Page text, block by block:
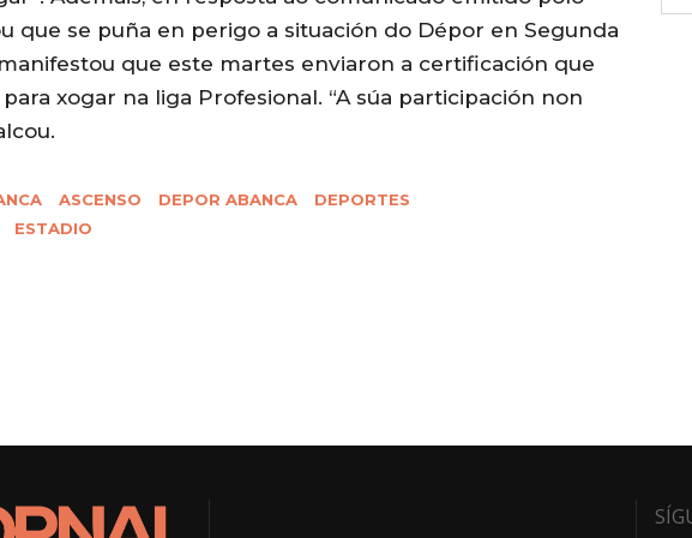
que se puña en perigo a situación do Dépor en Segunda
que este martes enviaron a certificación que
xogar na liga Profesional. “A súa participación non
ASCENSO DEPOR ABANCA
DEPORTES
ESTADIO